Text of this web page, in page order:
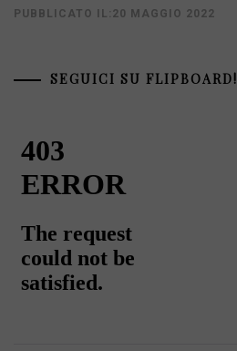
PUBBLICATO IL:20 MAGGIO 2022
SEGUICI SU FLIPBOARD!